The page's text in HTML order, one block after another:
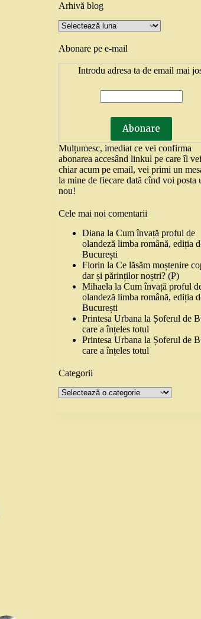
Arhivă blog
Arhivă
blog
Abonare pe e-mail
Introdu adresa ta de email mai
Mulțumesc, imediat ce vei confirma
abonarea accesând linkul pe care îl
chiar acum pe email, vei primi un
la mine de fiecare dată cînd voi posta
nou!
Cele mai noi comentarii
Diana laCum învață proful de
olandeză limba română, ediția
București
Florin laCe lăsăm moștenire
dar și părinților noștri? (P)
Mihaela laCum învață proful
olandeză limba română, ediția
București
Printesa Urbana la Șoferul de
care a înțeles totul
Printesa Urbana la Șoferul de
care a înțeles totul
Categorii
Categorii